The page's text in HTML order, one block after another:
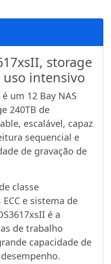
storage
intensivo
um 12 Bay NAS
240TB de
escalável, capaz
sequencial e
de gravação de
classe
e sistema de
é a
de trabalho
capacidade de